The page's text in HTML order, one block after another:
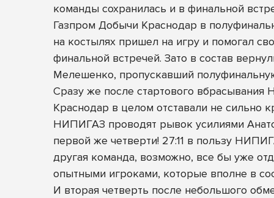
команды сохранилась и в финальной
Газпром Добычи Краснодар в
на костылях пришел на игру и помогал
финальной встречей. Зато в состав
Мелешенко, пропускавший
Сразу же после стартового вбрасывания
Краснодар в целом отставали не сильно
НИПИГАЗ проводят рывок усилиями
первой же четверти! 27:11 в пользу
другая команда, возможно, все бы уже
опытными игроками, которые вполне в
И вторая четверть после небольшого